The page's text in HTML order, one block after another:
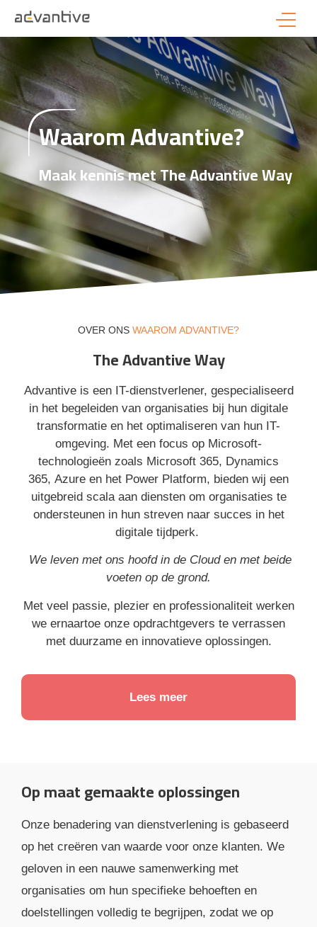
Waarom Advantive?
Maak kennis met The Advantive Way
OVER ONS WAAROM ADVANTIVE?
The Advantive Way
Advantive is een IT-dienstverlener, gespecialiseerd
in het begeleiden van organisaties bij hun digitale
transformatie en het optimaliseren van hun IT-
omgeving. Met een focus op Microsoft-
technologieën zoals Microsoft 365, Dynamics
365, Azure en het Power Platform, bieden wij een
uitgebreid scala aan diensten om organisaties te
ondersteunen in hun streven naar succes in het
digitale tijdperk.
We leven met ons hoofd in de Cloud en met beide
voeten op de grond.
Met veel passie, plezier en professionaliteit werken
we ernaartoe onze opdrachtgevers te verrassen
met duurzame en innovatieve oplossingen.
Lees meer
Op maat gemaakte oplossingen
Onze benadering van dienstverlening is gebaseerd
op het creëren van waarde voor onze klanten. We
geloven in een nauwe samenwerking met
organisaties om hun specifieke behoeften en
doelstellingen volledig te begrijpen, zodat we op